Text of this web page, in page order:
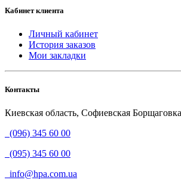
Кабинет клиента
Личный кабинет
История заказов
Мои закладки
Контакты
Киевская область, Софиевская
(096) 345 60 00
(095) 345 60 00
info@hpa.com.ua